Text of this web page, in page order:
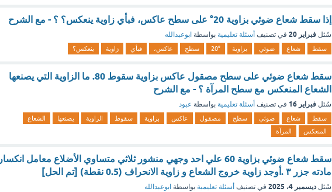
إذا سقط شعاع ضوئي بزاوية 20° على سطح عاكس، فبأي زاوية ينعكس؟ ؟ - مع الشرح
سُئل فبراير 20 في تصنيف أسئلة تعليمية بواسطة ابوعبدالله
سقط شعاع ضوئي بزاوية 20° سطح عاكس، فبأي زاوية ينعكس؟
سقط شعاع ضوئي على سطح مصقول عاكس بزاوية سقوط 80. ما الزاوية التي يصنعها
الشعاع المنعكس مع سطح المرآة ؟ - مع الشرح
سُئل فبراير 16 في تصنيف أسئلة تعليمية بواسطة عبود
سقط شعاع ضوئي سطح مصقول عاكس بزاوية سقوط الزاوية يصنعها
الشعاع
المنعكس
المرآة
سقط شعاع ضوئي بزاوية 60 علي احد وجهي منشور ثلاثي متساوي الأضلاع معامل انكسار
مادته جزر ٣ .أوجد زاوية خروج الشعاع و زاوية الانحراف (0.5 نقطة) [تم الحل]
سُئل ديسمبر 4، 2025 في تصنيف أسئلة تعليمية بواسطة ابوعبدالله